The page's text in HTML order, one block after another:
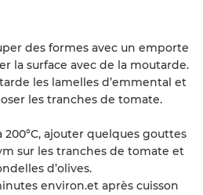
des formes avec un emporte
la surface avec de la moutarde.
les lamelles d’emmental et
les tranches de tomate.
200°C, ajouter quelques gouttes
sur les tranches de tomate et
d’olives.
environ.et après cuisson